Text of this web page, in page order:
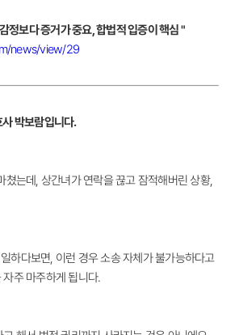
정보다 증거가 중요, 합법적 입증이 핵심"
news/view/29
박보람입니다.
쳤는데, 상간녀가 연락을 끊고 잠적해버린 상황,
하다보면, 이런 경우 소송 자체가 불가능하다고
주 마주하게 됩니다.